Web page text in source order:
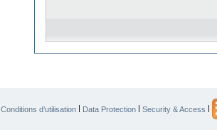
Conditions d’utilisation | Data Protection | Security & Access |